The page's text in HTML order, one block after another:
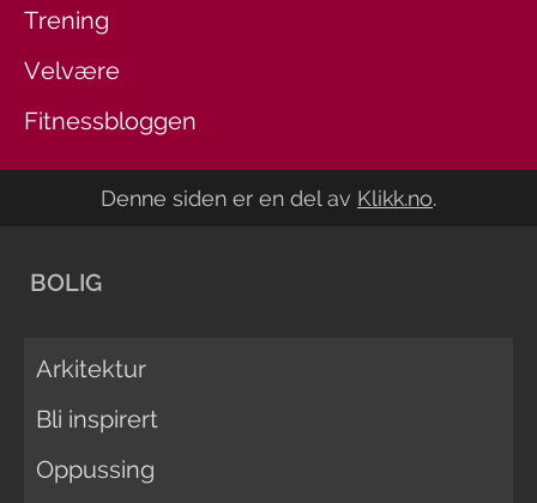
Trening
Velvære
Fitnessbloggen
Denne siden er en del av Klikk.no.
BOLIG
Arkitektur
Bli inspirert
Oppussing